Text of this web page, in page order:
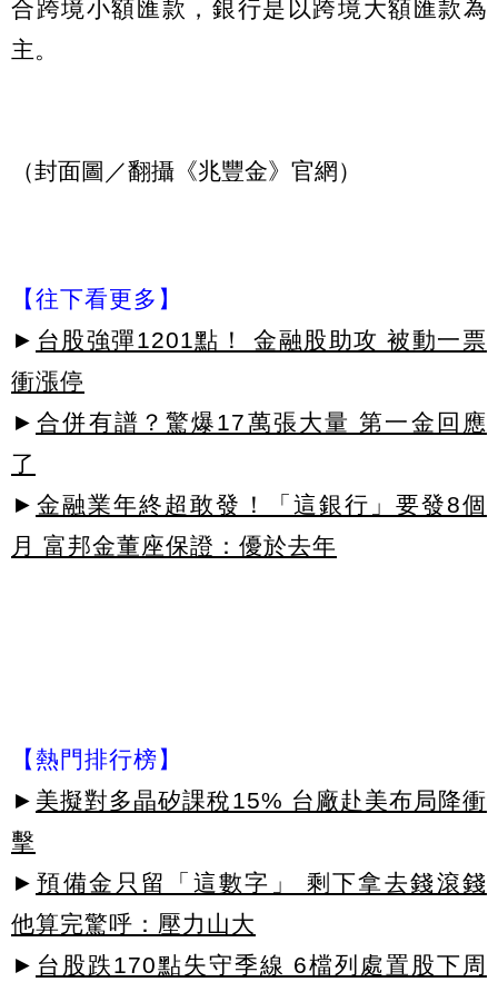
合跨境小額匯款，銀行是以跨境大額匯款為
主。
（封面圖／翻攝《兆豐金》官網）
【往下看更多】
► 台股強彈1201點！ 金融股助攻 被動一票
衝漲停
► 合併有譜？驚爆17萬張大量 第一金回應
了
► 金融業年終超敢發！「這銀行」要發8個
月 富邦金董座保證：優於去年
【熱門排行榜】
► 美擬對多晶矽課稅15% 台廠赴美布局降衝
擊
► 預備金只留「這數字」 剩下拿去錢滾錢
他算完驚呼：壓力山大
► 台股跌170點失守季線 6檔列處置股下周